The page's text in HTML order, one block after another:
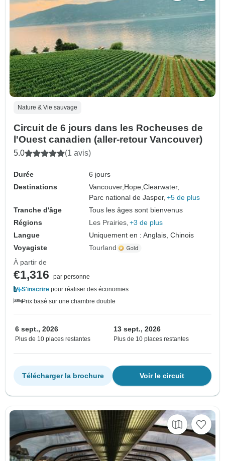
Nature & Vie sauvage
Circuit de 6 jours dans les Rocheuses de
l'Ouest canadien (aller-retour Vancouver)
5.0 (1 avis)
Durée
6 jours
Destinations
Vancouver,Hope,Clearwater,
Parc national de Jasper, +5 de plus
Tranche d'âge
Tous les âges sont bienvenus
Régions
Les Prairies +3 de plus
Langue
Uniquement en : Anglais, Chinois
Voyagiste
Tourland
À partir de
€1,316
par personne
S'inscrire pour réaliser des économies
Prix basé sur une chambre double
6 sept., 2026
Plus de 10 places restantes
13 sept., 2026
Plus de 10 places restantes
Voir le circuit
Télécharger la brochure